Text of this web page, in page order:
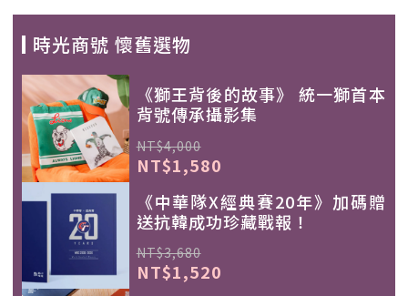
時光商號 懷舊選物
《獅王背後的故事》 統一獅首本
背號傳承攝影集
NT$4,000
NT$1,580
《中華隊X經典賽20年》加碼贈
送抗韓成功珍藏戰報！
NT$3,680
NT$1,520